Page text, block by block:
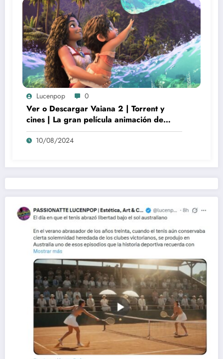
Lucenpop 0
Ver o Descargar Vaiana 2 | Torrent y
cines | La gran película animación de
culto Disney | *****
10/08/2024